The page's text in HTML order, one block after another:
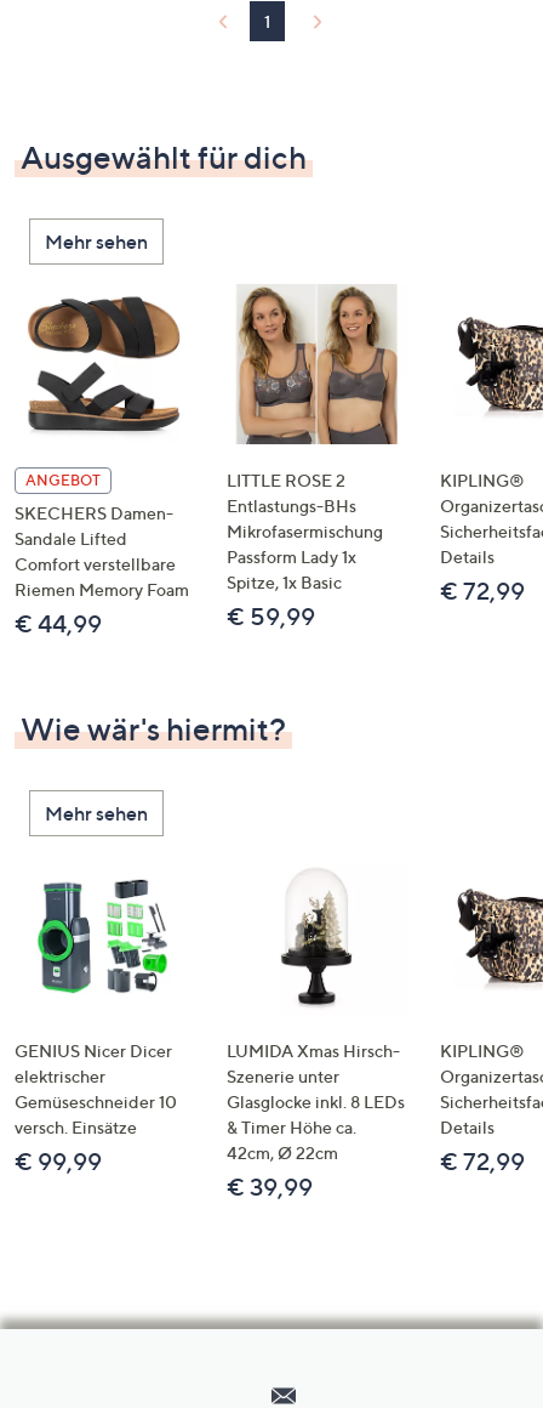
1
Ausgewählt für dich
Mehr sehen
ANGEBOT
SKECHERS Damen-
Sandale Lifted
Comfort verstellbare
Riemen Memory Foam
€ 44,99
LITTLE ROSE 2
Entlastungs-BHs
Mikrofasermischung
Passform Lady 1x
Spitze, 1x Basic
€ 59,99
KIPLING®
Details
€ 72,99
Wie wär's hiermit?
Mehr sehen
GENIUS Nicer Dicer
elektrischer
Gemüseschneider 10
versch. Einsätze
€ 99,99
LUMIDA Xmas Hirsch-
Szenerie unter
Glasglocke inkl. 8 LEDs
& Timer Höhe ca.
42cm, Ø 22cm
€ 39,99
KIPLING®
Details
€ 72,99